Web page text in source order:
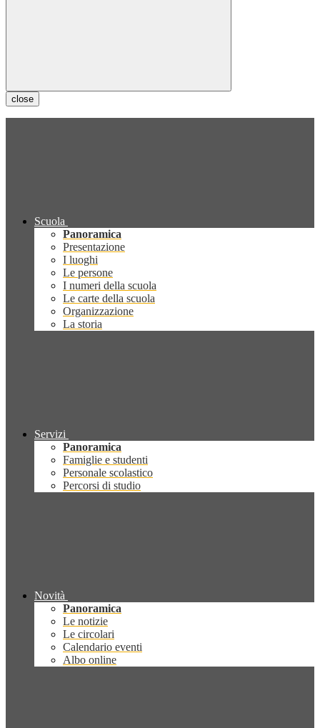
close
Scuola
Panoramica
Presentazione
I luoghi
Le persone
I numeri della scuola
Le carte della scuola
Organizzazione
La storia
Servizi
Panoramica
Famiglie e studenti
Personale scolastico
Percorsi di studio
Novità
Panoramica
Le notizie
Le circolari
Calendario eventi
Albo online